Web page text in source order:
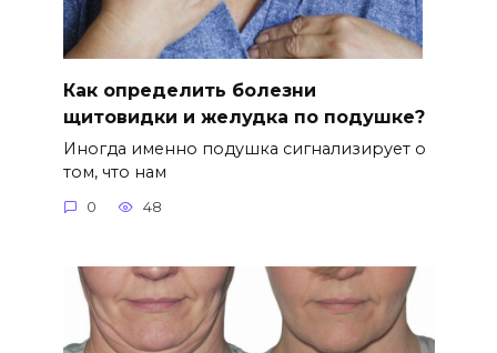
Как определить болезни
щитовидки и желудка по подушке?
Иногда именно подушка сигнализирует о
том, что нам
0 48